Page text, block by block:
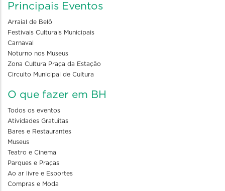
Principais Eventos
Arraial de Belô
Festivais Culturais Municipais
Carnaval
Noturno nos Museus
Zona Cultura Praça da Estação
Circuito Municipal de Cultura
O que fazer em BH
Todos os eventos
Atividades Gratuitas
Bares e Restaurantes
Museus
Teatro e Cinema
Parques e Praças
Ao ar livre e Esportes
Compras e Moda